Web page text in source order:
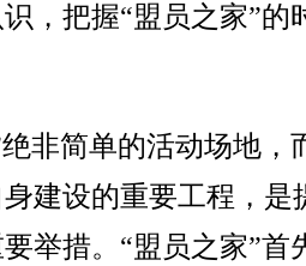
把握“盟员之家”的
简单的活动场地，
建设的重要工程，是
举措。“盟员之家”首